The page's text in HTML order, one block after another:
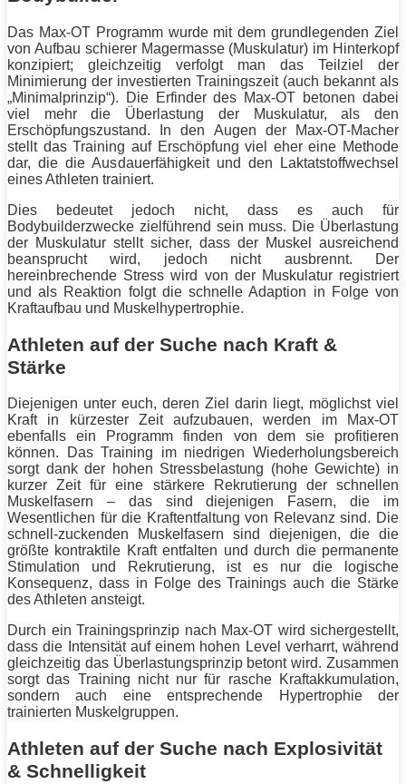
Das Max-OT Programmwurde mit dem grundlegenden Ziel
von Aufbau schierer Magermasse (Muskulatur) im Hinterkopf
konzipiert; gleichzeitig verfolgt man das Teilziel der
Minimierung der investierten Trainingszeit (auch bekannt als
„Minimalprinzip“). Die Erfinder des Max-OT betonen dabei
viel mehr die Überlastung der Muskulatur, als den
Erschöpfungszustand. In den Augen der Max-OT-Macher
stellt dasTraining auf Erschöpfung viel eher eine Methode
dar, die die Ausdauerfähigkeit und den Laktatstoffwechsel
eines Athleten trainiert.
Dies bedeutet jedoch nicht, dass es auch für
Bodybuilderzwecke zielführend sein muss. Die Überlastung
der Muskulatur stellt sicher, dass der Muskel ausreichend
beansprucht wird, jedoch nicht ausbrennt. Der
hereinbrechende Stress wird von der Muskulatur registriert
und als Reaktion folgt die schnelle Adaption in Folge von
Kraftaufbau und Muskelhypertrophie.
Athleten auf der Suche nach Kraft &
Stärke
Diejenigen unter euch, deren Ziel darin liegt, möglichst viel
Kraft in kürzester Zeit aufzubauen, werden im Max-OT
ebenfalls ein
Programm finden von dem sie profitieren
können. DasTraining im niedrigen Wiederholungsbereich
sorgt dank der hohen Stressbelastung (hohe Gewichte) in
kurzer Zeit für eine stärkere Rekrutierung der schnellen
Muskelfasern – das sind diejenigen Fasern, die im
Wesentlichen für die Kraftentfaltung von Relevanz sind. Die
schnell-zuckenden Muskelfasern sind diejenigen, die die
größte kontraktile Kraft entfalten und durch die permanente
Stimulation und Rekrutierung, ist es nur die logische
Konsequenz, dass in Folge des Trainings auch die Stärke
des Athleten ansteigt.
Durch ein Trainingsprinzip nach Max-OT wird sichergestellt,
dass die
Intensitätauf einem hohen Level verharrt, während
gleichzeitig das Überlastungsprinzip betont wird. Zusammen
sorgt das Training nicht nur für rasche Kraftakkumulation,
sondern auch eine entsprechende
Hypertrophieder
trainierten Muskelgruppen.
Athleten auf der Suche nach Explosivität
& Schnelligkeit